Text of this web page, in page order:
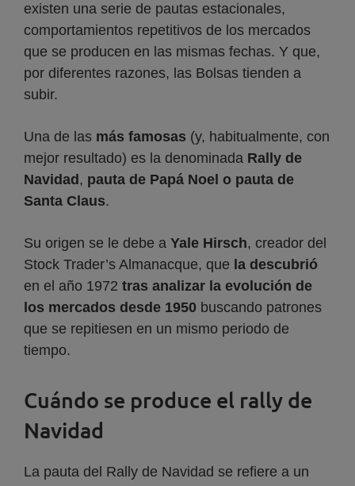
existen una serie de pautas estacionales,
comportamientos repetitivos de los mercados
que se producen en las mismas fechas. Y que,
por diferentes razones, las Bolsas tienden a
subir.
Una de las más famosas (y, habitualmente, con
mejor resultado) es la denominada Rally de
Navidad , pauta de Papá Noel o pauta de
Santa Claus.
Su origen se le debe a Yale Hirsch, creador del
Stock Trader’s Almanacque, que la descubrió
en el año 1972 tras analizar la evolución de
los mercados desde 1950 buscando patrones
que se repitiesen en un mismo periodo de
tiempo.
Cuándo se produce el rally de
Navidad
La pauta del Rally de Navidad se refiere a un